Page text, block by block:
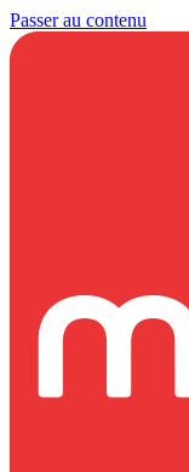
Passer au contenu